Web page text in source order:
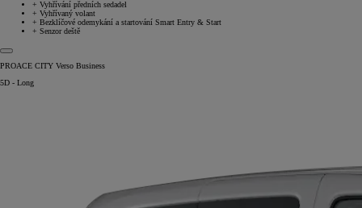
+ Vyhřívání předních sedadel
+ Vyhřívaný volant
+ Bezklíčové odemykání a startování Smart Entry & Start
+ Senzor deště
PROACE CITY Verso Business
5D - Long